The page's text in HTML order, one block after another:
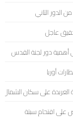
الدور الثاني
عاجل
أهمية دور لجنة القدس
أوربا
العربدة على سكان
على اقتحام سبتة